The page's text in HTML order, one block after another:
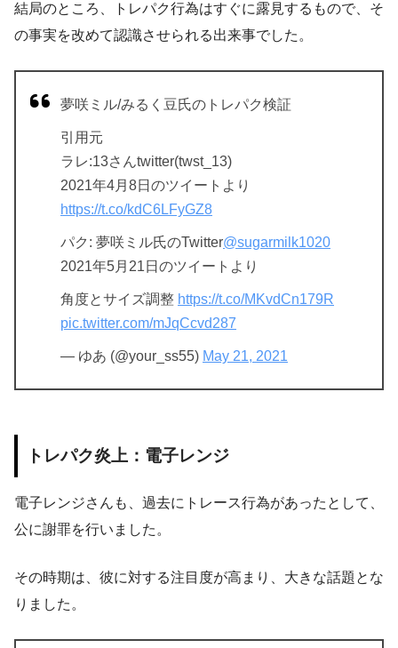
結局のところ、トレパク行為はすぐに露見するもので、そ
の事実を改めて認識させられる出来事でした。
夢咲ミル/みるく豆氏のトレパク検証
引用元
ラレ:13さんtwitter(twst_13)
2021年4月8日のツイートより
https://t.co/kdC6LFyGZ8
パク: 夢咲ミル氏のTwitter@sugarmilk1020
2021年5月21日のツイートより
角度とサイズ調整 https://t.co/MKvdCn179R
pic.twitter.com/mJqCcvd287
— ゆあ (@your_ss55) May 21, 2021
トレパク炎上：電子レンジ
電子レンジさんも、過去にトレース行為があったとして、
公に謝罪を行いました。
その時期は、彼に対する注目度が高まり、大きな話題とな
りました。